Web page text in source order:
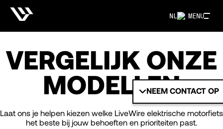
MENU
NL
NEEM CONTACT OP
VERGELIJK ONZE
MODELLEN
Laat ons je helpen kiezen welke LiveWire elektrische motorfiets
het beste bij jouw behoeften en prioriteiten past.